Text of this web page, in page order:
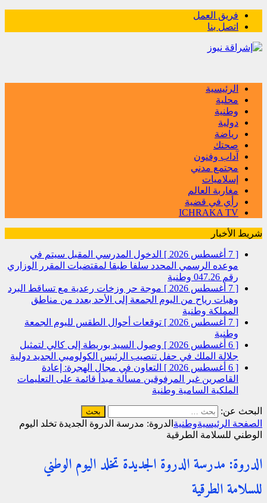
فريق العمل
اتصل بنا
الرئيسية
محلية
وطنية
دولية
رياضة
صحتك
آداب وفنون
مجتمع مدني
إسلاميات
مغاربة العالم
رأي في قضية
ICHRAKA TV
شريط الأخبار
[ 7 أغسطس 2026 ]
الدخول المدرسي المقبل سیتم في
موعده الرسمي المحدد سلفا طبقا لمقتضیات المقرر الوزاري
رقم 047.26
وطنية
[ 7 أغسطس 2026 ]
موجة حر وزخات رعدية مع تساقط البرد
وهبات رياح من اليوم الجمعة إلى الأحد بعدد من مناطق
المملكة وطنية
[ 7 أغسطس 2026 ]
توقعات أحوال الطقس لليوم الجمعة
وطنية
[ 6 أغسطس 2026 ]
وصول السيد بوريطة إلى كالي لتمثيل
جلالة الملك في حفل تنصيب الرئيس الكولومبي الجديد دولية
[ 6 أغسطس 2026 ]
التعاون في مجال الهجرة: إعادة
القاصرين غير المرفوقين مسألة مبدأ قائمة على التعليمات
الملكية السامية وطنية
البحث عن:
الصفحة الرئيسيةوطنية الدروة: مدرسة الدروة الجديدة تخلد اليوم
الوطني للسلامة الطرقية
الدروة: مدرسة الدروة الجديدة تخلد اليوم الوطني
للسلامة الطرقية